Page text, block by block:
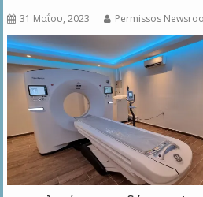
31 Μαΐου, 2023 Permissos